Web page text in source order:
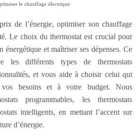
le chauffage électrique
de l’énergie, optimiser son chauffage
Le choix du thermostat est crucial pour
énergétique et maîtriser ses dépenses. Ce
les différents types de thermostats
et vous aide à choisir celui qui
besoins et à votre budget. Nous
programmables, les thermostats
intelligents, en mettant l’accent sur
d’énergie.